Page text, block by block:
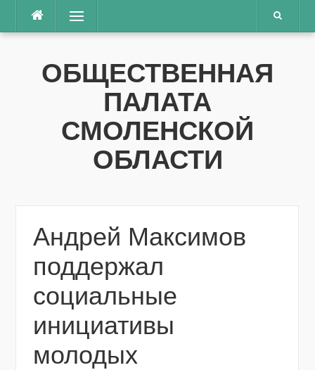
Перейти
содержимому
Меню
ОБЩЕСТВЕННАЯ
ПАЛАТА
СМОЛЕНСКОЙ
ОБЛАСТИ
Андрей Максимов
поддержал
социальные
инициативы
молодых